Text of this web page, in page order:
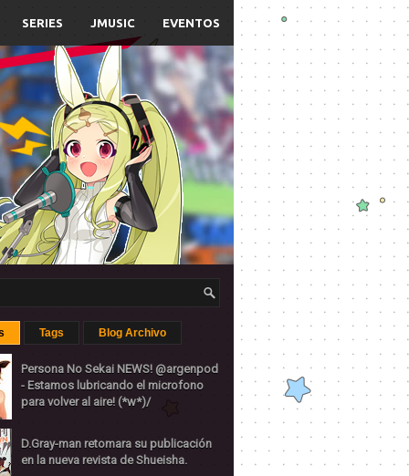
SERIES JMUSIC EVENTOS
Tags Blog Archivo
Persona No Sekai NEWS! @argenpod
- Estamos lubricando el microfono
para volver al aire! (*w*)/
D.Gray-man retomara su publicación
en la nueva revista de Shueisha.